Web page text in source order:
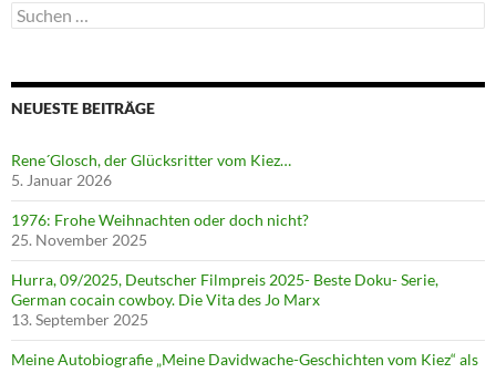
Suchen
nach:
NEUESTE BEITRÄGE
Rene´Glosch, der Glücksritter vom Kiez…
5. Januar 2026
1976: Frohe Weihnachten oder doch nicht?
25. November 2025
Hurra, 09/2025, Deutscher Filmpreis 2025- Beste Doku- Serie,
German cocain cowboy. Die Vita des Jo Marx
13. September 2025
Meine Autobiografie „Meine Davidwache-Geschichten vom Kiez“ als